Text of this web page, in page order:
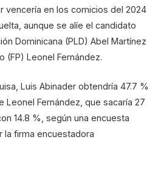
vencería en los comicios del 2024
aunque se alíe el candidato
Dominicana (PLD) Abel Martínez
(FP) Leonel Fernández.
Luis Abinader obtendría 47.7 %
Fernández, que sacaría 27
14.8 %, según una encuesta
la firma encuestadora